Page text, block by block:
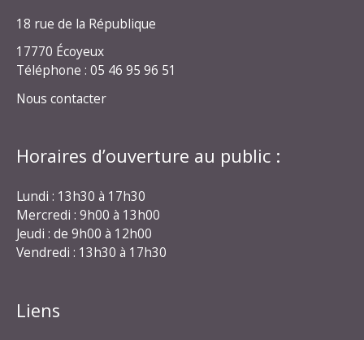
18 rue de la République
17770 Écoyeux
Téléphone : 05 46 95 96 51
Nous contacter
Horaires d’ouverture au public :
Lundi : 13h30 à 17h30
Mercredi : 9h00 à 13h00
Jeudi : de 9h00 à 12h00
Vendredi : 13h30 à 17h30
Liens